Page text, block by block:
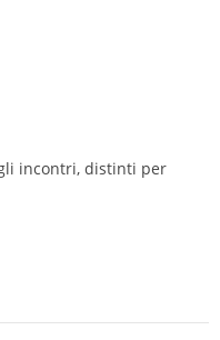
incontri, distinti per